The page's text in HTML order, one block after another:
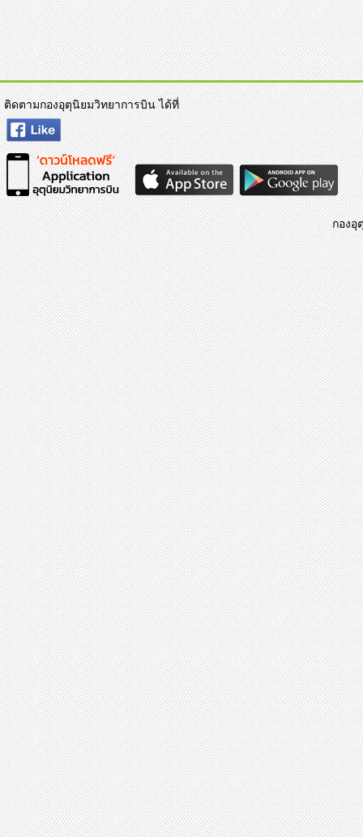
ติดตามกองอุตุนิยมวิทยาการบิน ได้ที่
กองอุ